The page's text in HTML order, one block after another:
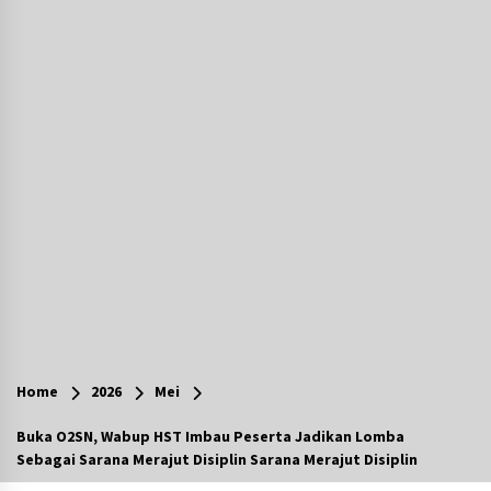
Balangan Boyong Trofi Juara Pertama Lomba
B2SA Kalsel
Tingkatkan SDM Lokal, BIS Group Luncurkan
Program Pelatihan Operator Alat Berat GTO
Home 2026 Mei
Buka O2SN, Wabup HST Imbau Peserta Jadikan Lomba
Sebagai Sarana Merajut Disiplin Sarana Merajut Disiplin